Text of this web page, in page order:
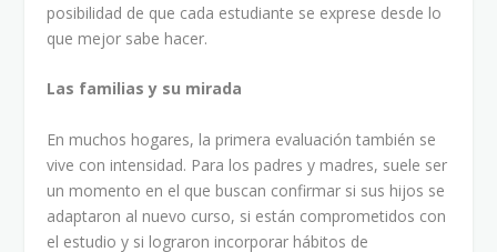
posibilidad de que cada estudiante se exprese desde lo
que mejor sabe hacer.
Las familias y su mirada
En muchos hogares, la primera evaluación también se
vive con intensidad. Para los padres y madres, suele ser
un momento en el que buscan confirmar si sus hijos se
adaptaron al nuevo curso, si están comprometidos con
el estudio y si lograron incorporar hábitos de